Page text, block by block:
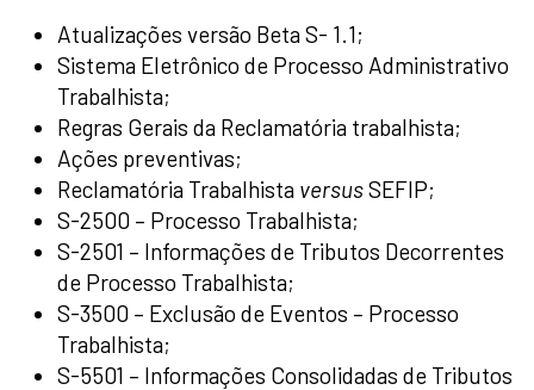
Atualizações versão Beta S- 1.1;
Sistema Eletrônico de Processo Administrativo
Trabalhista;
Regras Gerais da Reclamatória trabalhista;
Ações preventivas;
Reclamatória Trabalhista versusSEFIP;
S-2500 – Processo Trabalhista;
S-2501 – Informações de Tributos Decorrentes
de Processo Trabalhista;
S-3500 – Exclusão de Eventos – Processo
Trabalhista;
S-5501 – Informações Consolidadas de Tributos